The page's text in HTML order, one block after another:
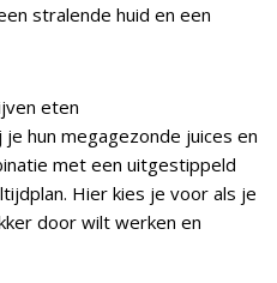
stralende huid en een
eten
hun megagezonde juices en
met een uitgestippeld
Hier kies je voor als je
door wilt werken en